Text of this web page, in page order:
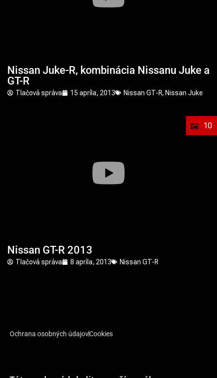
Nissan Juke-R, kombinácia Nissanu Juke a
GT-R
Tlačová správa 15 apríla, 2013 Nissan GT-R, Nissan Juke
10
Nissan GT-R 2013
Tlačová správa 8 apríla, 2013 Nissan GT-R
Ochrana osobných údajovCookies